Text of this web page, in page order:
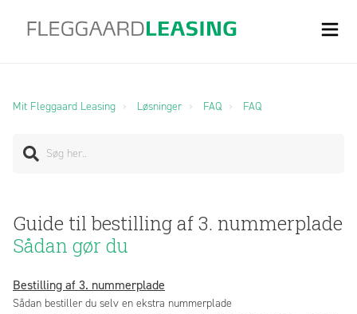
Mit Fleggaard Leasing Løsninger FAQ FAQ
Guide til bestilling af 3. nummerplade
Sådan gør du
Bestilling af 3. nummerplade
Sådan bestiller du selv en ekstra nummerplade